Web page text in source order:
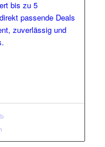
bis zu 5
passende Deals
zuverlässig und